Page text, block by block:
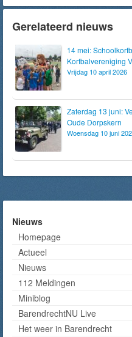
Gerelateerd nieuws
14 mei:
Korfbalvereniging
Vrijdag 10 april 2026
Zaterdag 13 juni:
Oude Dorpskern
Woensdag 10 juni
Nieuws
Homepage
Actueel
Nieuws
112 Meldingen
Miniblog
BarendrechtNU Live
Het weer in Barendrecht